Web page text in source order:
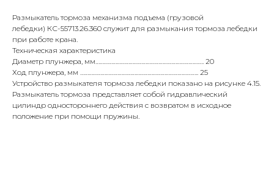
Размыкатель тормоза механизма подъема (грузовой
лебедки) КС-55713.26.360 служит для размыкания тормоза лебедки
при работе крана.
Техническая характеристика
Диаметр плунжера, мм…………………………………………………………………. 20
Ход плунжера, мм ……………………………………………………………………….. 25
Устройство размыкателя тормоза лебедки показано на рисунке 4.15.
Размыкатель тормоза представляет собой гидравлический
цилиндр одностороннего действия с возвратом в исходное
положение при помощи пружины.